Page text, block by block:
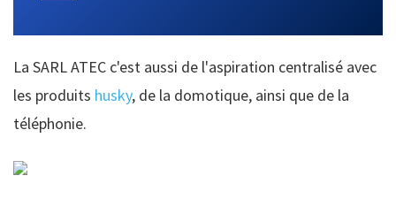
La SARL ATEC c'est aussi de l'aspiration centralisé avec
les produits husky, de la domotique, ainsi que de la
téléphonie.